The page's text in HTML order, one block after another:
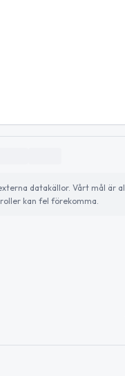
datakällor. Vårt mål är
kan fel förekomma.